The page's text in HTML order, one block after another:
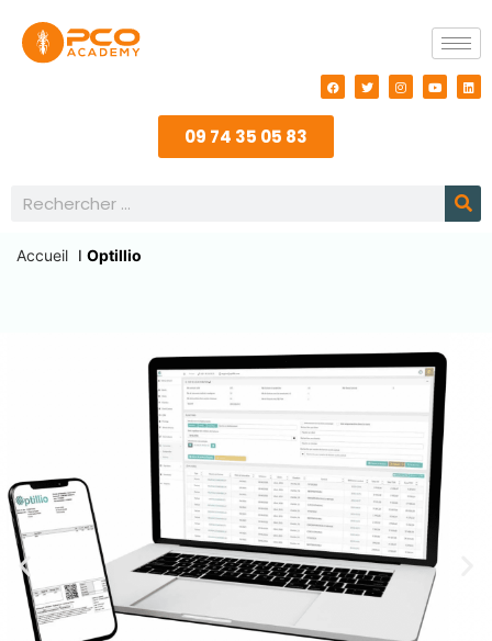
09 74 35 05 83
Accueil I Optillio